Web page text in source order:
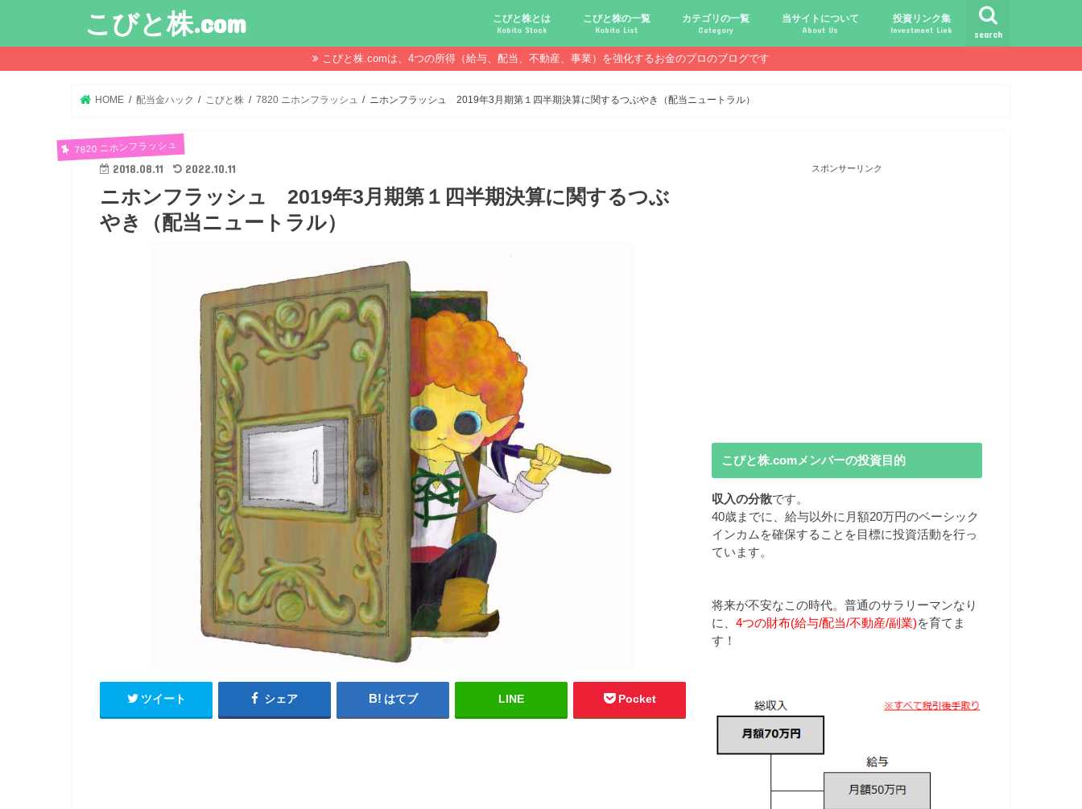
こびと株.com search
こびと株とは
Kobito Stock
こびと株投資を始める前に マジメなだけじゃ報われない時代？
配当金が守る、今-老後-子供達！
配当金があればこんなに遊べる！
債券・投信・中古１Rとの違い
口座開設！こびと探しの旅へ！
必ず知っておきたい専門用語集
こびと株の10条件
こびと株のメリット,デメリット
こびと株の投資10原則
こびと株投資のモデル紹介
こびと株の一覧
Kobito List
こびとNo.2169 CDS
こびとNo.4762 エックスネット
こびとNo.7751 キヤノン
こびとNo.7820 ニホンフラッシュ
こびとNo.7921 宝印刷
こびとNo.9986 蔵王産業
カテゴリの一覧
Category
こびと株.comライフ
給与ハック
副業ハック
配当金ハック
年金ハック
倹約ハック
当サイトについて
About Us
投資リンク集
Investment Link
こびと株.comは、4つの所得（給与、配当、不動産、事業）を強化するお金のプロのブログです
HOME 配当金ハック こびと株 7820 ニホンフラッシュ ニホンフラッシュ 2019年3月期第１四半期決算に関するつぶやき（配当ニュートラル）
7820 ニホンフラッシュ
2018.08.11 2022.10.11
ニホンフラッシュ 2019年3月期第１四半期決算に関するつぶ
やき（配当ニュートラル）
ツイート シェア はてブ LINE Pocket
スポンサーリンク
こびと株.comメンバーの投資目的
収入の分散です。
40歳までに、給与以外に月額20万円のベーシック
インカムを確保することを目標に投資活動を行っ
ています。
将来が不安なこの時代。普通のサラリーマンなり
に、 4つの財布(給与/配当/不動産/副業)を育てま
す！